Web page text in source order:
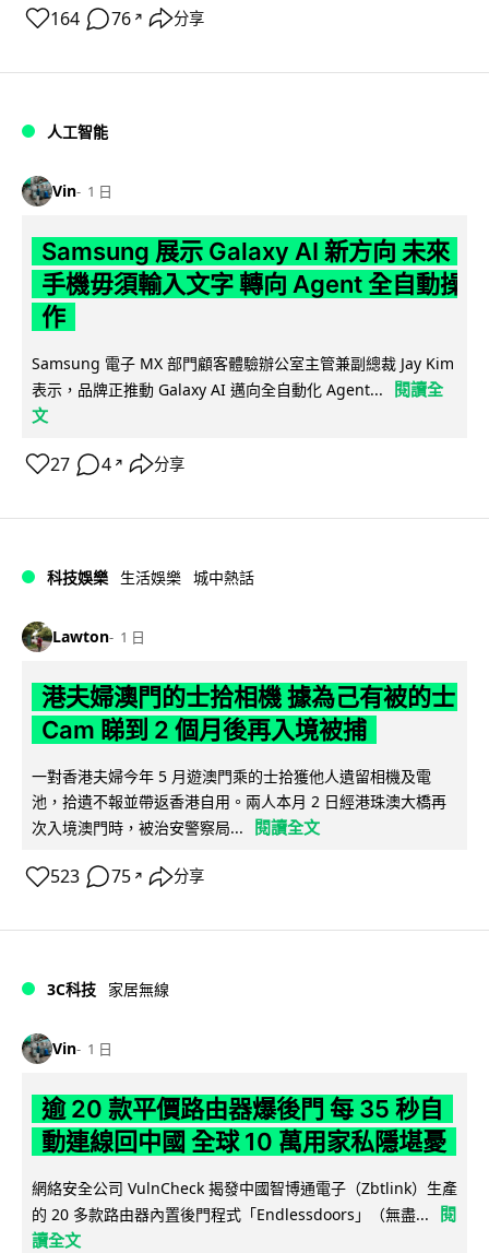
164 76 ↗ 分享
人工智能
Vin 1 日
Samsung 展示 Galaxy AI 新方向 未來
手機毋須輸入文字 轉向 Agent 全自動操
作
Samsung 電子 MX 部門顧客體驗辦公室主管兼副總裁 Jay Kim
表示，品牌正推動 Galaxy AI 邁向全自動化 Agent...
閱讀全
文
27 4 ↗ 分享
科技娛樂 生活娛樂 城中熱話
Lawton 1 日
港夫婦澳門的士拾相機 據為己有被的士
Cam 睇到 2 個月後再入境被捕
一對香港夫婦今年 5 月遊澳門乘的士拾獲他人遺留相機及電
池，拾遺不報並帶返香港自用。兩人本月 2 日經港珠澳大橋再
次入境澳門時，被治安警察局...
閱讀全文
523 75 ↗ 分享
3C科技 家居無線
Vin 1 日
逾 20 款平價路由器爆後門 每 35 秒自
動連線回中國 全球 10 萬用家私隱堪憂
網絡安全公司 VulnCheck 揭發中國智博通電子（Zbtlink）生產
的 20 多款路由器內置後門程式「Endlessdoors」（無盡...
閱
讀全文